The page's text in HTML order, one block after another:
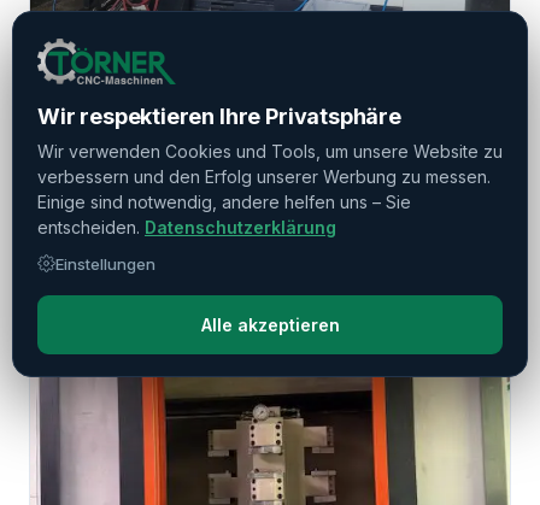
MAZAK
MAZAK HCN-4000
Baujahr: 2021 Mazatrol
Mehr Informationen
Wir respektieren Ihre Privatsphäre
Wir verwenden Cookies und Tools, um unsere Website zu
verbessern und den Erfolg unserer Werbung zu messen.
Einige sind notwendig, andere helfen uns – Sie
entscheiden. Datenschutzerklärung
Einstellungen
Alle akzeptieren